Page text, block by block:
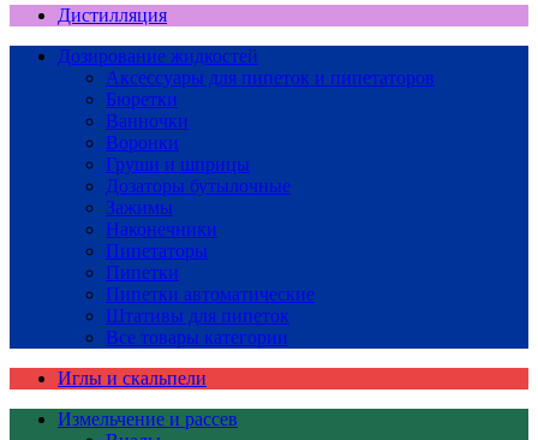
Дистилляция
Дозирование жидкостей
Аксессуары для пипеток и пипетаторов
Бюретки
Ванночки
Воронки
Груши и шприцы
Дозаторы бутылочные
Зажимы
Наконечники
Пипетаторы
Пипетки
Пипетки автоматические
Штативы для пипеток
Все товары категории
Иглы и скальпели
Измельчение и рассев